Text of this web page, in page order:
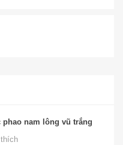
phao nam lông vũ trắng